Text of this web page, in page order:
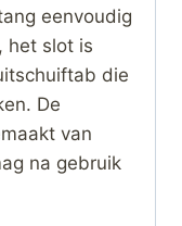
eenvoudig
het slot is
die
De
van
na gebruik